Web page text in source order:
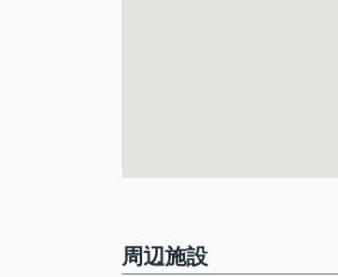
周辺施設